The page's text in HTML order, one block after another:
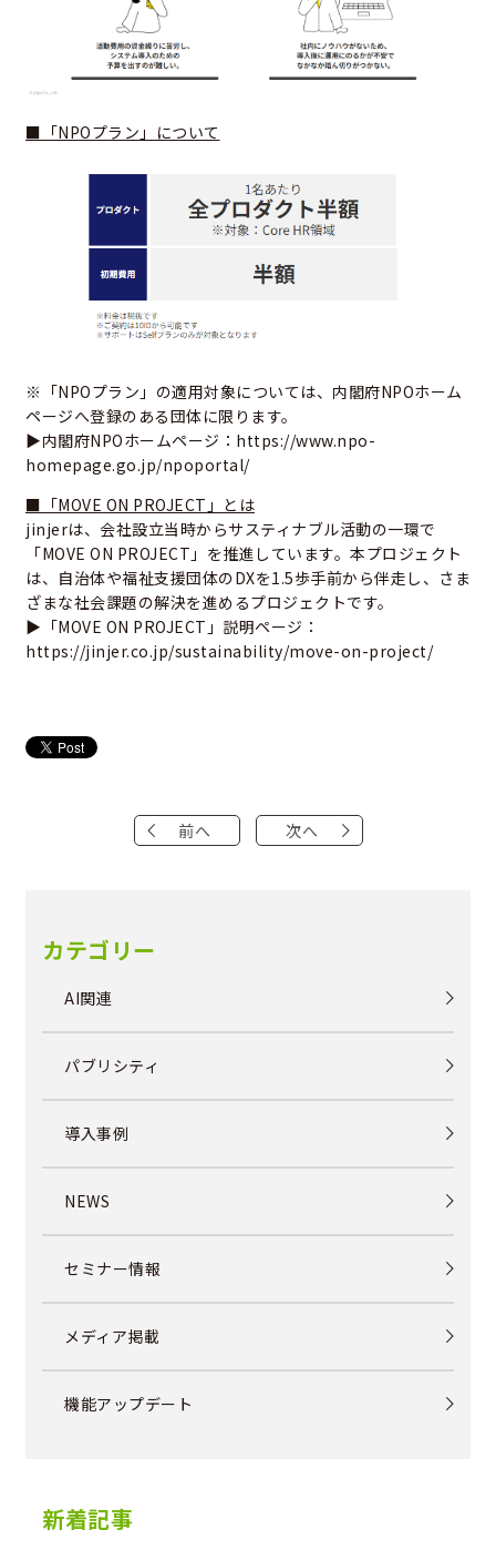
■「NPOプラン」について
※「NPOプラン」の適用対象については、内閣府NPOホーム
ページへ登録のある団体に限ります。
▶内閣府NPOホームページ： https://www.npo-
homepage.go.jp/npoportal/
■「MOVE ON PROJECT」とは
jinjerは、会社設立当時からサスティナブル活動の一環で
「MOVE ON PROJECT」を推進しています。本プロジェクト
は、自治体や福祉支援団体のDXを1.5歩手前から伴走し、さま
ざまな社会課題の解決を進めるプロジェクトです。
▶「MOVE ON PROJECT」説明ページ：
https://jinjer.co.jp/sustainability/move-on-project/
前へ 次へ
カテゴリー
AI関連
パブリシティ
導入事例
NEWS
セミナー情報
メディア掲載
機能アップデート
新着記事